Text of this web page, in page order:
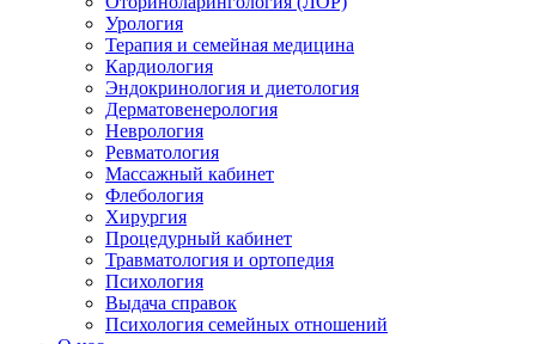
Урология
Терапия и семейная медицина
Кардиология
Эндокринология и диетология
Дерматовенерология
Неврология
Ревматология
Массажный кабинет
Флебология
Хирургия
Процедурный кабинет
Травматология и ортопедия
Психология
Выдача справок
Психология семейных отношений